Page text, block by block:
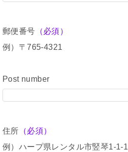
郵便番号 （必須）
例）〒765-4321
Post number
住所 （必須）
例）ハープ県レンタル市竪琴1-1-1